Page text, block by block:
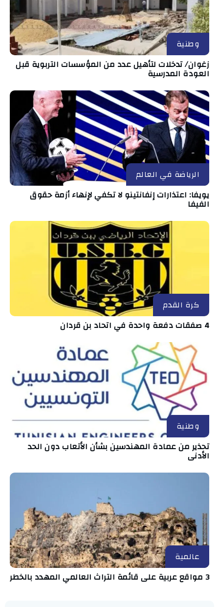
وطنية
زغوان/ تدخلات لتأهيل عدد من المؤسسات التربوية قبل
العودة المدرسية
الرياضة في العالم
يويفا: اعتذارات إنفانتينو لا تكفي لإنهاء أزمة حقوق
الفيفا
كرة القدم
4 صفقات دفعة واحدة في اتحاد بن قردان
وطنية
تحذير من عمادة المهندسين بشأن الأتعاب دون الحد
الأدنى
عالمية
3 مواقع عربية على قائمة التراث العالمي المهدد بالخطر